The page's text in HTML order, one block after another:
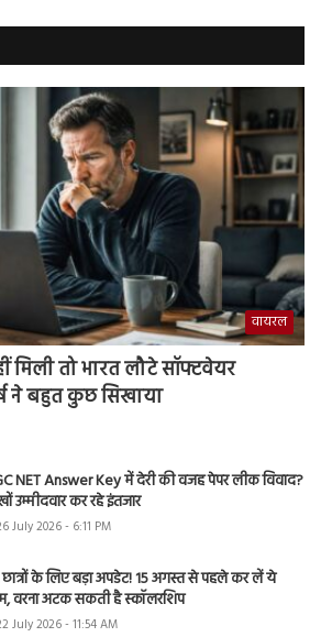
वायरल
मिली तो भारत लौटे सॉफ्टवेयर
ने बहुत कुछ सिखाया
NET Answer Key में देरी की वजह पेपर लीक विवाद?
उम्मीदवार कर रहे इंतजार
July 2026 - 6:11 PM
छात्रों के लिए बड़ा अपडेट! 15 अगस्त से पहले कर लें ये
वरना अटक सकती है स्कॉलरशिप
July 2026 - 11:54 AM